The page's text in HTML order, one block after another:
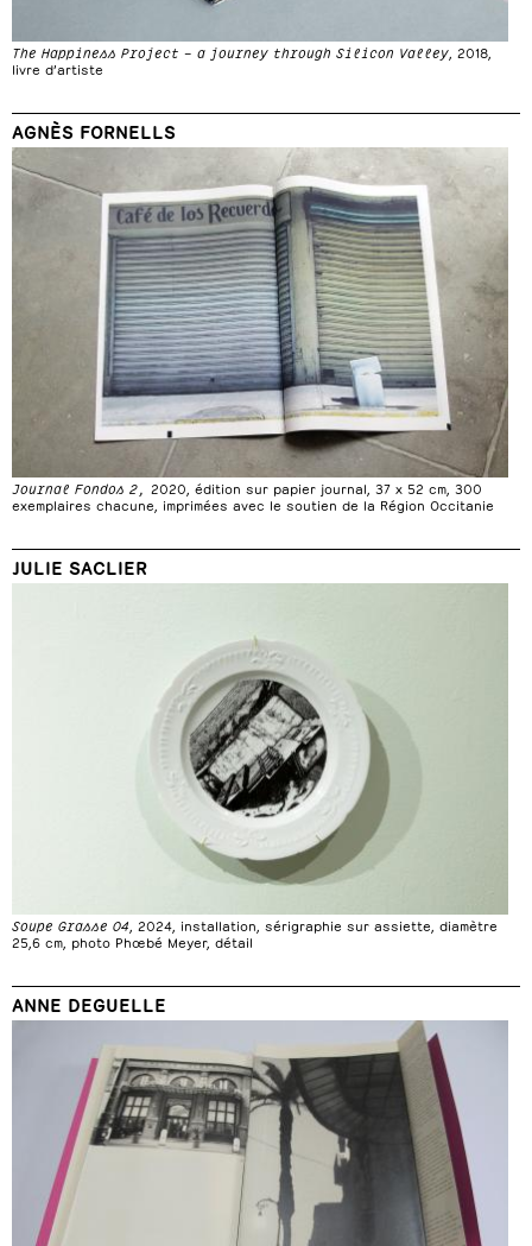
The Happiness Project – a journey through Silicon Valley , 2018,
livre d’artiste
AGNÈS FORNELLS
Journal Fondos 2, 2020, édition sur papier journal, 37 x 52 cm, 300
exemplaires chacune, imprimées avec le soutien de la Région Occitanie
JULIE SACLIER
Soupe Grasse 04 , 2024, installation, sérigraphie sur assiette, diamètre
25,6 cm, photo Phœbé Meyer, détail
ANNE DEGUELLE